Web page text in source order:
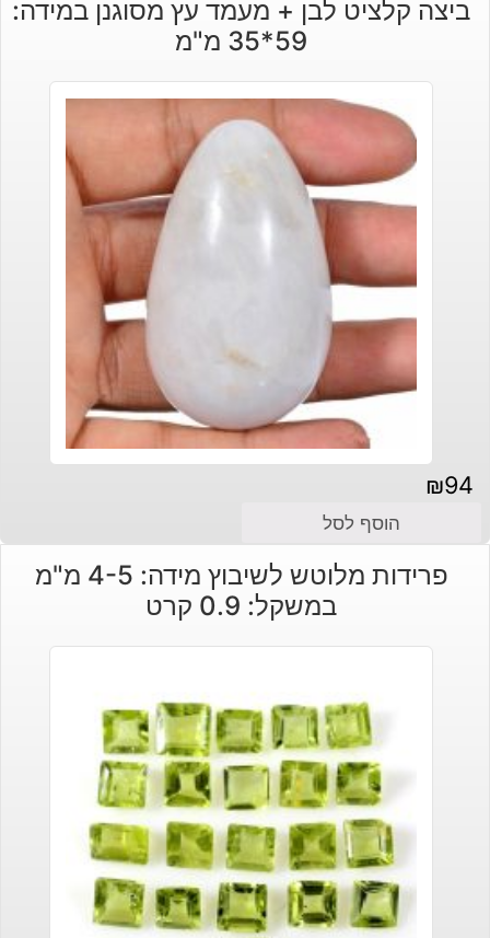
ביצה קלציט לבן + מעמד עץ מסוגנן במידה:
59*35 מ"מ
₪94
הוסף לסל
פרידות מלוטש לשיבוץ מידה: 4-5 מ"מ
במשקל: 0.9 קרט